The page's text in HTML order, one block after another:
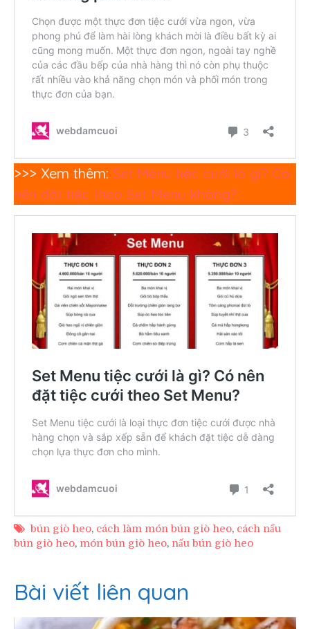
>>> Xem thêm: Set Menu tiệc cưới là gì? Có
nên đặt tiệc theo Set Menu không?
bún giò heo, cách làm món bún giò heo, cách nấu
bún giò heo, món bún giò heo, nấu bún giò heo
Bài viết liên quan